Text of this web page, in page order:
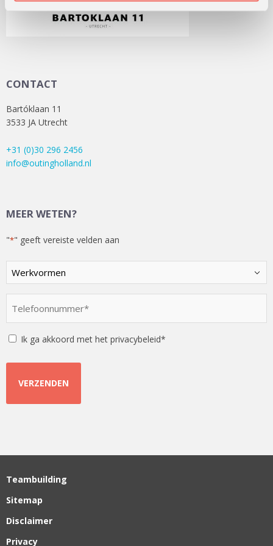
CONTACT
Bartóklaan 11
3533 JA Utrecht
+31 (0)30 296 2456
info@outingholland.nl
MEER WETEN?
"*" geeft vereiste velden aan
Kies
een
optie
Instemming
Ik ga akkoord met het privacybeleid*
Teambuilding
Sitemap
Disclaimer
Privacy